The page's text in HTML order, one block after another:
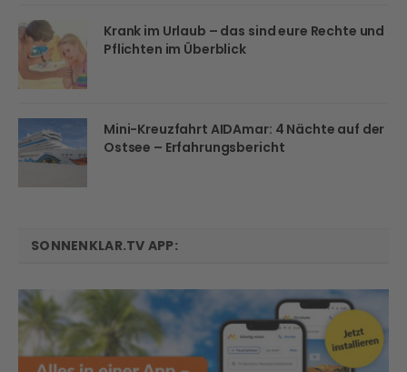
Krank im Urlaub – das sind eure Rechte und
Pflichten im Überblick
Mini-Kreuzfahrt AIDAmar: 4 Nächte auf der
Ostsee – Erfahrungsbericht
SONNENKLAR.TV APP: